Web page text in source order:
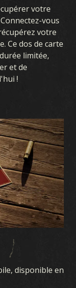
votre
vous
votre
Ce dos de carte
limitée,
et de
!
disponible en